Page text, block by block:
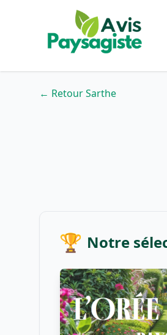
← Retour Sarthe
🏆 Notre